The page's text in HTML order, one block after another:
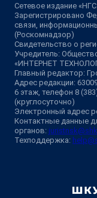
Сетевое издание
Зарегистрировано
связи,
(Роскомнадзор)
Свидетельство о
Учредитель:
«ИНТЕРНЕТ
Главный редактор:
Адрес редакции:
6 этаж, телефон 8
(круглосуточно)
Электронный адрес
Контактные данные
органов:
Техподдержка: